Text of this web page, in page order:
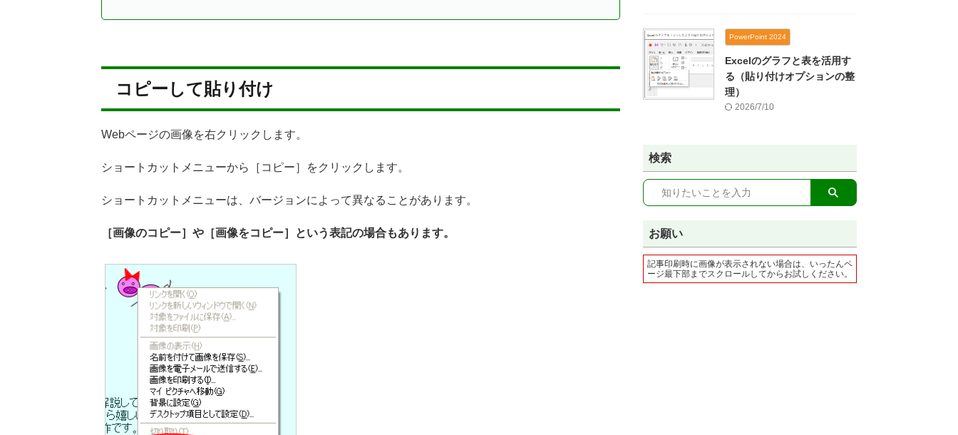
コピーして貼り付け
Webページの画像を右クリックします。
ショートカットメニューから［コピー］をクリックします。
ショートカットメニューは、バージョンによって異なることがあります。
［画像のコピー］や［画像をコピー］という表記の場合もあります。
PowerPoint 2024
Excelのグラフと表を活用す
る（貼り付けオプションの整
理）
2026/7/10
検索
お願い
記事印刷時に画像が表示されない場合は、いったんペ
ージ最下部までスクロールしてからお試しください。